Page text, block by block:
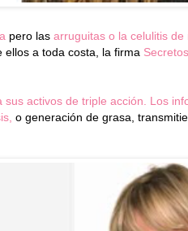
pero las arruguitas o la celulitis de
ellos a toda costa, la firma
activos de triple acción. Los
o generación de grasa,